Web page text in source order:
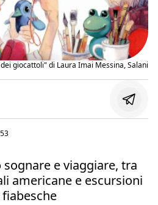
giocattoli" di Laura Imai Messina, Salani
e viaggiare, tra
americane e escursioni